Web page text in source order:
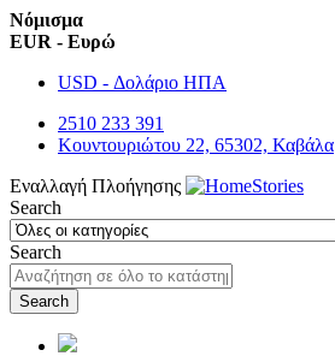
Νόμισμα
EUR - Ευρώ
USD - Δολάριο ΗΠΑ
2510 233 391
Κουντουριώτου 22, 65302, Καβάλα
Εναλλαγή Πλοήγησης
Search
Search
Search